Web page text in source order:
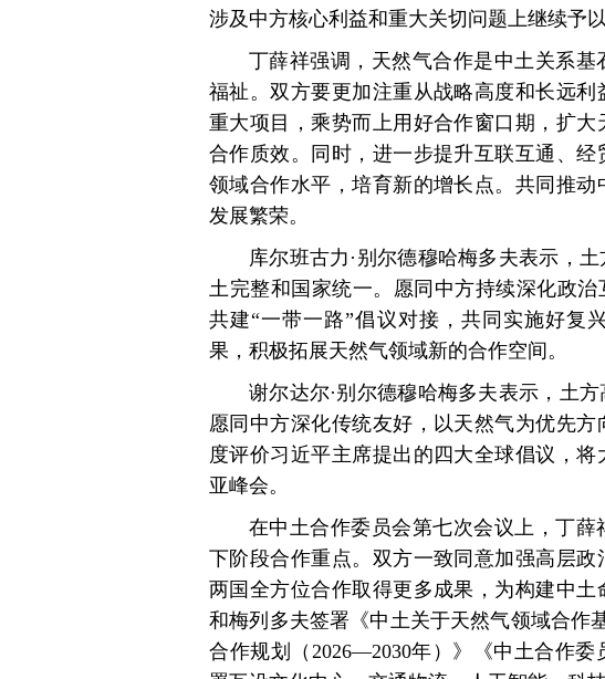
涉及中方核心利益和重大关切问题上继续予以
丁薛祥强调，天然气合作是中土关系
福祉。双方要更加注重从战略高度和长远
重大项目，乘势而上用好合作窗口期，扩
合作质效。同时，进一步提升互联互通、
领域合作水平，培育新的增长点。共同推
发展繁荣。
库尔班古力·别尔德穆哈梅多夫表示，
土完整和国家统一。愿同中方持续深化政治
共建“一带一路”倡议对接，共同实施好复
果，积极拓展天然气领域新的合作空间。
谢尔达尔·别尔德穆哈梅多夫表示，土
愿同中方深化传统友好，以天然气为优先
度评价习近平主席提出的四大全球倡议，
亚峰会。
在中土合作委员会第七次会议上，丁薛
下阶段合作重点。双方一致同意加强高层
两国全方位合作取得更多成果，为构建中
和梅列多夫签署《中土关于天然气领域合作
合作规划（2026—2030年）》《中土合作